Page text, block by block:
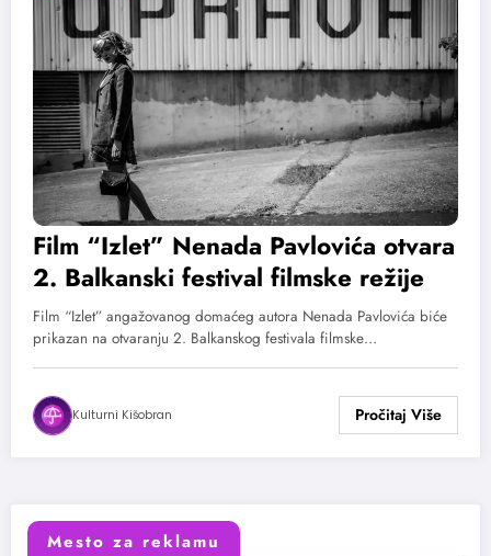
Film “Izlet” Nenada Pavlovića otvara
2. Balkanski festival filmske režije
Film “Izlet” angažovanog domaćeg autora Nenada Pavlovića biće
prikazan na otvaranju 2. Balkanskog festivala filmske…
Kulturni Kišobran
Mesto za reklamu